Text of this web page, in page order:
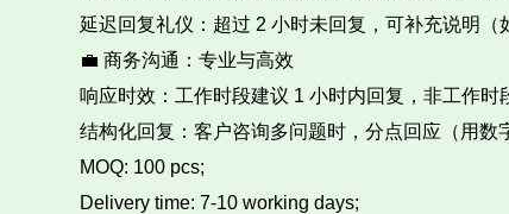
延迟回复礼仪：超过 2 小时未回复，可补充说明（
💼 商务沟通：专业与高效​
响应时效：工作时段建议 1 小时内回复，非工作时
结构化回复：客户咨询多问题时，分点回应（用数
MOQ: 100 pcs;​
Delivery time: 7-10 working days;​